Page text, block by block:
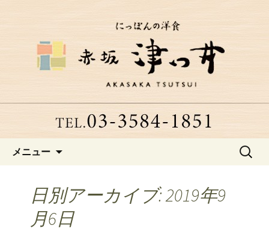
赤坂にある老舗洋食店「津つ
井」からのお知らせ
メニュー
検
日別アーカイブ: 2019年9
月6日